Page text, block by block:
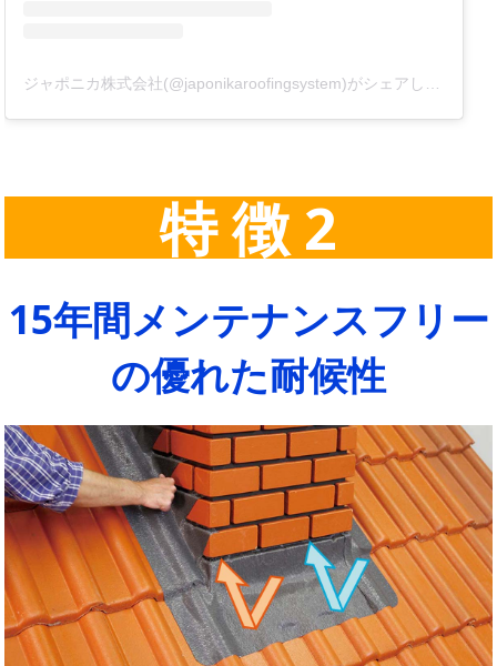
ジャポニカ株式会社(@japonikaroofingsystem)がシェアした投稿
特 徴 2
15年間メンテナンスフリー
の優れた耐候性